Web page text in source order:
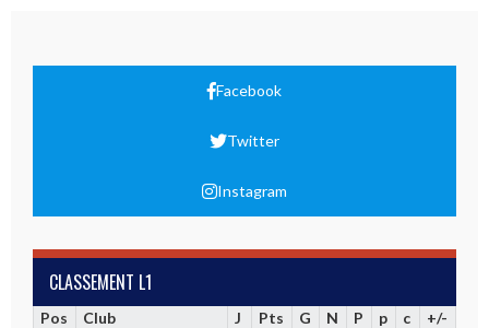
Facebook
Twitter
Instagram
CLASSEMENT L1
Pos Club J Pts G N P p c
+/-